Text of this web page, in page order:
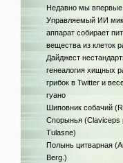
Недавно мы
Управляемый ИИ
аппарат собирает
вещества из клеток
Дайджест
генеалогия хищных
грибок в Twitter и
гуано
Шиповник собачий
Спорынья (Claviceps
Tulasne)
Полынь цитварная
Berg.)